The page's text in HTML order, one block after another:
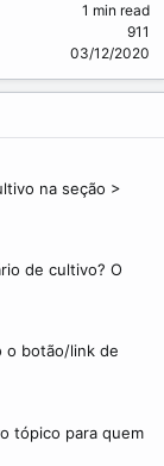
1 min read
911
03/12/2020
na seção >
de cultivo? O
o botão/link de
tópico para quem